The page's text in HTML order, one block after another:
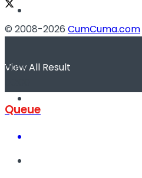
View All Result
© 2008-2026 CumCuma.com
00:00
Queue